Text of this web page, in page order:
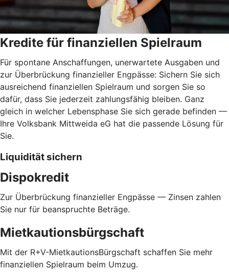
Kredite für finanziellen Spielraum
Für spontane Anschaffungen, unerwartete Ausgaben und
zur Überbrückung finanzieller Engpässe: Sichern Sie sich
ausreichend finanziellen Spielraum und sorgen Sie so
dafür, dass Sie jederzeit zahlungsfähig bleiben. Ganz
gleich in welcher Lebensphase Sie sich gerade befinden —
Ihre Volksbank Mittweida eG hat die passende Lösung für
Sie.
Liquidität sichern
Dispokredit
Zur Überbrückung finanzieller Engpässe — Zinsen zahlen
Sie nur für beanspruchte Beträge.
Mietkautionsbürgschaft
Mit der R+V-MietkautionsBürgschaft schaffen Sie mehr
finanziellen Spielraum beim Umzug.